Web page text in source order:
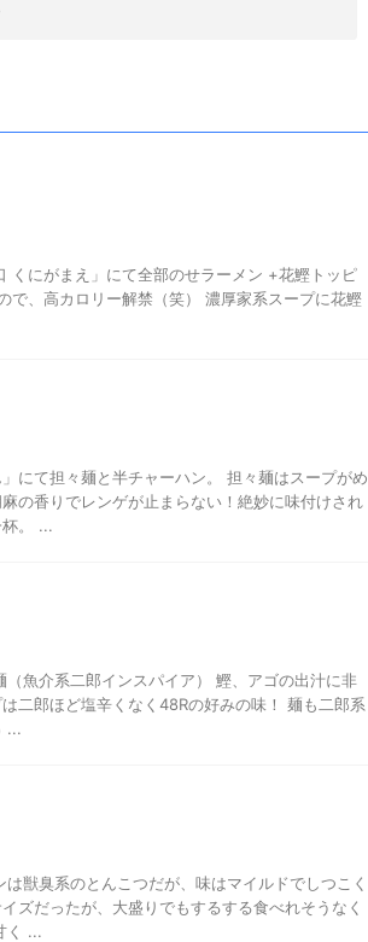
くにがまえ」にて全部のせラーメン +花鰹トッピ
で、高カロリー解禁（笑） 濃厚家系スープに花鰹
にて担々麺と半チャーハン。 担々麺はスープがめ
の香りでレンゲが止まらない！絶妙に味付けされ
。 ...
魚介系二郎インスパイア） 鰹、アゴの出汁に非
二郎ほど塩辛くなく48Rの好みの味！ 麺も二郎系
...
獣臭系のとんこつだが、味はマイルドでしつこく
ズだったが、大盛りでもするする食べれそうなく
く ...